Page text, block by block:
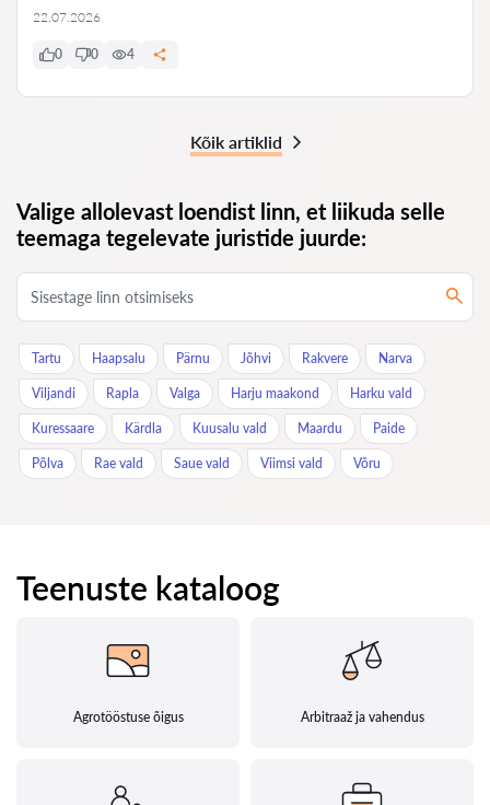
22.07.2026
0 0 4
Kõik artiklid
Valige allolevast loendist linn, et liikuda selle
teemaga tegelevate juristide juurde:
Tartu Haapsalu Pärnu Jõhvi Rakvere Narva
Viljandi Rapla Valga Harju maakond Harku vald
Kuressaare Kärdla Kuusalu vald Maardu Paide
Põlva Rae vald Saue vald Viimsi vald Võru
Teenuste kataloog
Agrotööstuse õigus Arbitraaž ja vahendus